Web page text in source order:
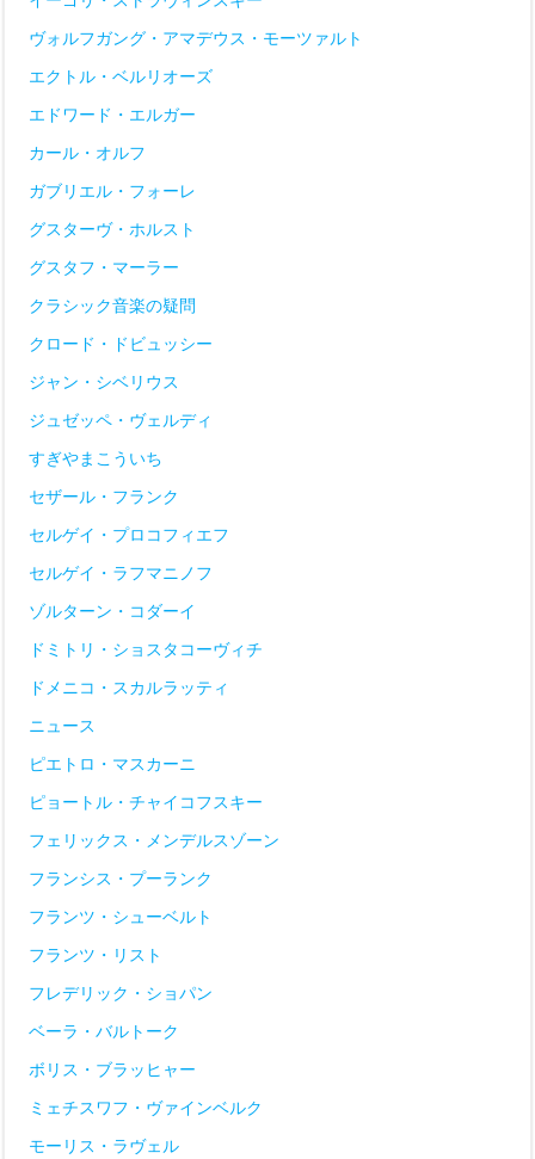
ヴォルフガング・アマデウス・モーツァルト
エクトル・ベルリオーズ
エドワード・エルガー
カール・オルフ
ガブリエル・フォーレ
グスターヴ・ホルスト
グスタフ・マーラー
クラシック音楽の疑問
クロード・ドビュッシー
ジャン・シベリウス
ジュゼッペ・ヴェルディ
すぎやまこういち
セザール・フランク
セルゲイ・プロコフィエフ
セルゲイ・ラフマニノフ
ゾルターン・コダーイ
ドミトリ・ショスタコーヴィチ
ドメニコ・スカルラッティ
ニュース
ピエトロ・マスカーニ
ピョートル・チャイコフスキー
フェリックス・メンデルスゾーン
フランシス・プーランク
フランツ・シューベルト
フランツ・リスト
フレデリック・ショパン
ベーラ・バルトーク
ボリス・ブラッヒャー
ミェチスワフ・ヴァインベルク
モーリス・ラヴェル